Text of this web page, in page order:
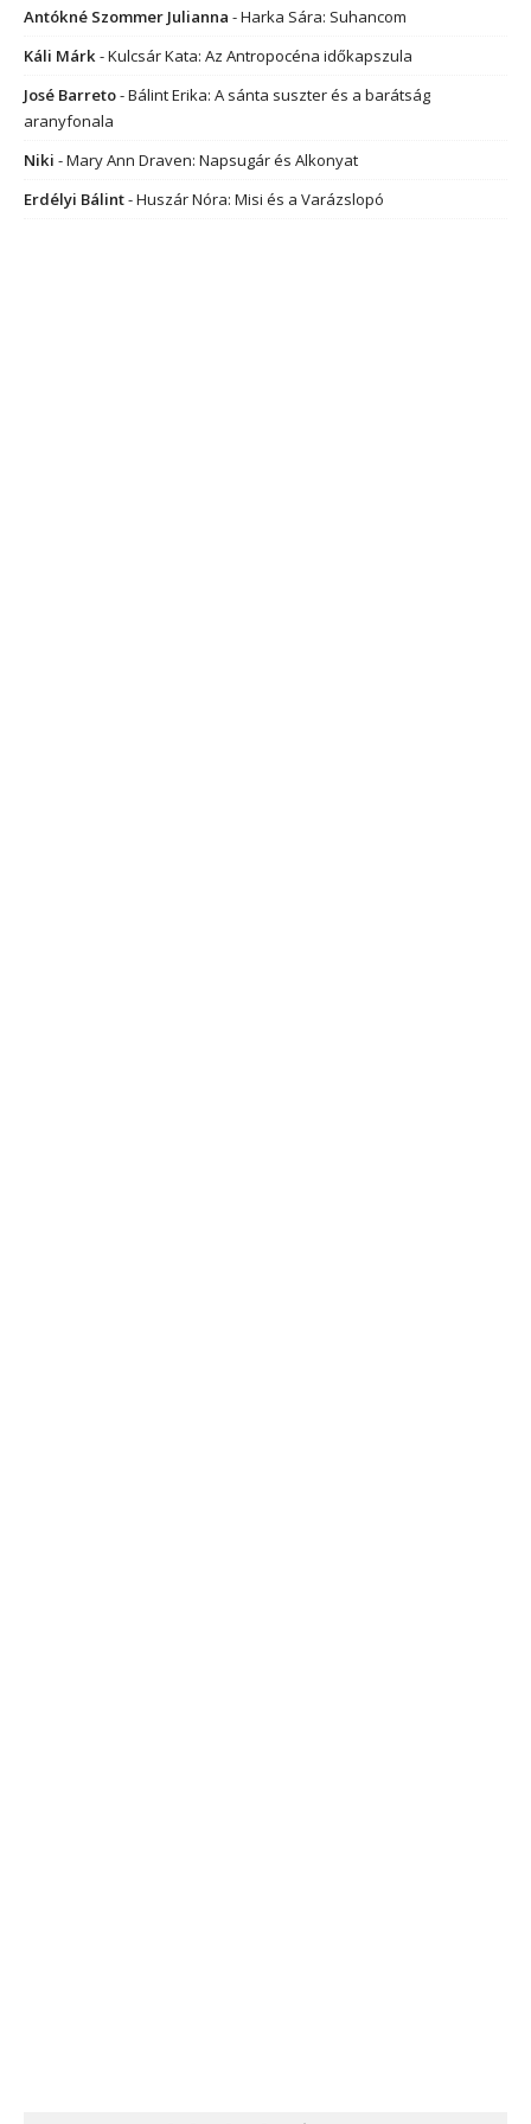
Antókné Szommer Julianna -Harka Sára: Suhancom
Káli Márk-Kulcsár Kata: Az Antropocéna időkapszula
José Barreto-Bálint Erika: A sánta suszter és a barátság
aranyfonala
Niki -Mary Ann Draven: Napsugár és Alkonyat
Erdélyi Bálint-Huszár Nóra: Misi és a Varázslopó